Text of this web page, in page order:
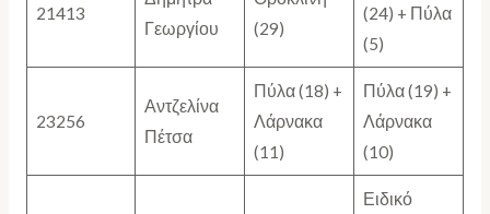
21413
Γεωργίου
(29)
(24) + Πύλα
(5)
23256
Αντζελίνα
Πέτσα
Πύλα (18) +
Λάρνακα
(11)
Πύλα (19) +
Λάρνακα
(10)
Ειδικό